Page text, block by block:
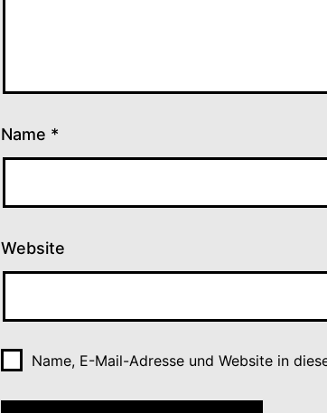
Name *
Website
Name, E-Mail-Adresse und Website in